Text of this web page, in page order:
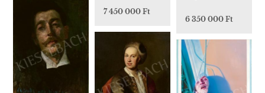
6 350 000 Ft
7 450 000 Ft